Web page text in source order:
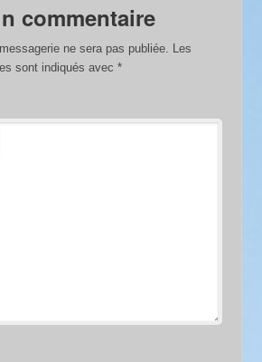
commentaire
ne sera pas publiée.
Les
sont indiqués avec*